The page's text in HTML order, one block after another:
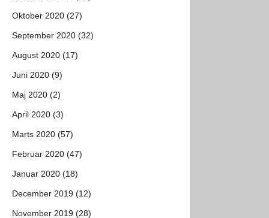
Oktober 2020 (27)
September 2020 (32)
August 2020 (17)
Juni 2020 (9)
Maj 2020 (2)
April 2020 (3)
Marts 2020 (57)
Februar 2020 (47)
Januar 2020 (18)
December 2019 (12)
November 2019 (28)